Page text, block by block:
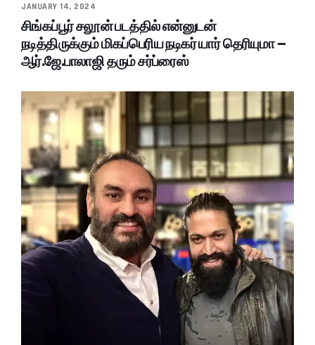
JANUARY 14, 2024
சிங்கப்பூர் சலூன் படத்தில் என்னுடன்
நடித்திருக்கும் மிகப்பெரிய நடிகர் யார் தெரியுமா –
ஆர்.ஜே.பாலாஜி தரும் சர்ப்ரைஸ்